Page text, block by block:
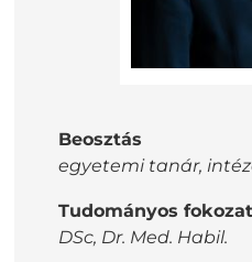
Beosztás
egyetemi tanár,
Tudományos fokozat
DSc, Dr. Med. Habil.